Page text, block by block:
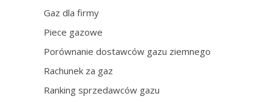
Gaz dla firmy
Piece gazowe
Porównanie dostawców gazu ziemnego
Rachunek za gaz
Ranking sprzedawców gazu